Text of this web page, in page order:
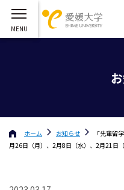
ホーム お知らせ
「先輩留
月26日（月）、2月8日（水）、2月21日（